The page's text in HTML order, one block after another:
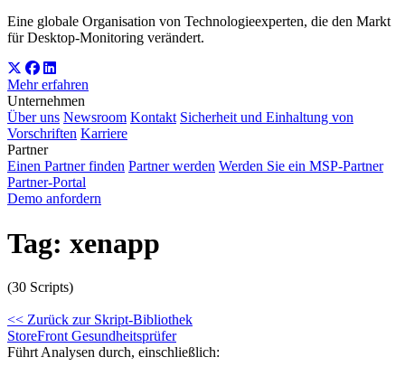
Eine globale Organisation von Technologieexperten, die den Markt
für Desktop-Monitoring verändert.
Mehr erfahren
Unternehmen
Über uns Newsroom Kontakt Sicherheit und Einhaltung von
Vorschriften Karriere
Partner
Einen Partner finden Partner werden Werden Sie ein MSP-Partner
Partner-Portal
Demo anfordern
Tag: xenapp
(30 Scripts)
<< Zurück zur Skript-Bibliothek
StoreFront Gesundheitsprüfer
Führt Analysen durch, einschließlich: